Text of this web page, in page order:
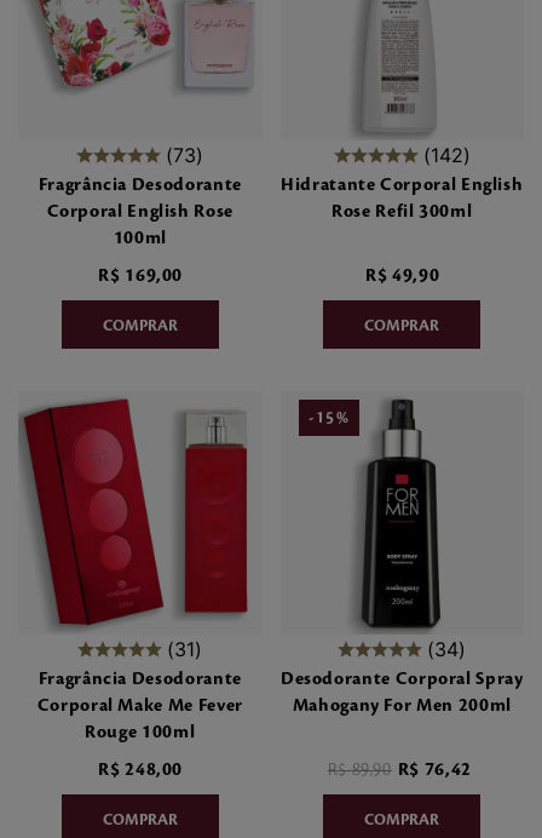
73
Fragrância Desodorante
Corporal English Rose
100ml
R$ 169,00
142
Hidratante Corporal English
Rose Refil 300ml
R$ 49,90
31
Fragrância Desodorante
Corporal Make Me Fever
Rouge 100ml
R$ 248,00
- 15%
34
Desodorante Corporal Spray
Mahogany For Men 200ml
R$ 89,90 R$ 76,42